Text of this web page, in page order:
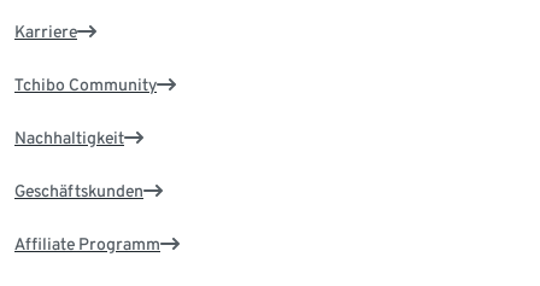
Karriere
Tchibo Community
Nachhaltigkeit
Geschäftskunden
Affiliate Programm